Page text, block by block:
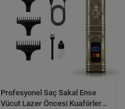
Profesyonel Saç Sakal Ense
Vücut Lazer Öncesi Kuaförlere